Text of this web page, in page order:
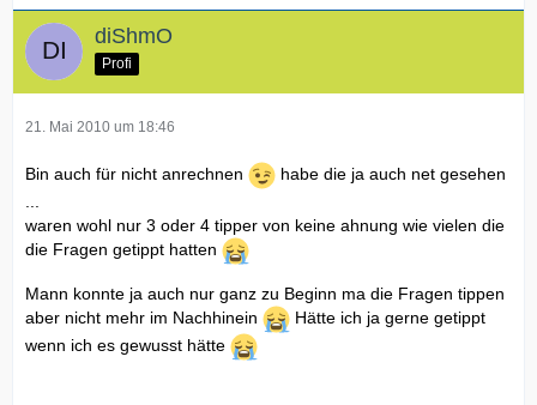
diShmO
Profi
21. Mai 2010 um 18:46
Bin auch für nicht anrechnen
habe die ja auch net gesehen
waren wohl nur 3 oder 4 tipper von keine ahnung wie vielen die
die Fragen getippt hatten
Mann konnte ja auch nur ganz zu Beginn ma die Fragen tippen
aber nicht mehr im Nachhinein
Hätte ich ja gerne getippt
wenn ich es gewusst hätte